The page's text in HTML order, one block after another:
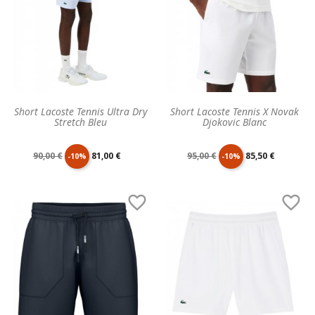
Short Lacoste Tennis Ultra Dry
Stretch Bleu
Prix
90,00 € -10% Prix
81,00 €
Short Lacoste Tennis X Novak
Djokovic Blanc
Prix
95,00 € -10% Prix
85,50 €
 